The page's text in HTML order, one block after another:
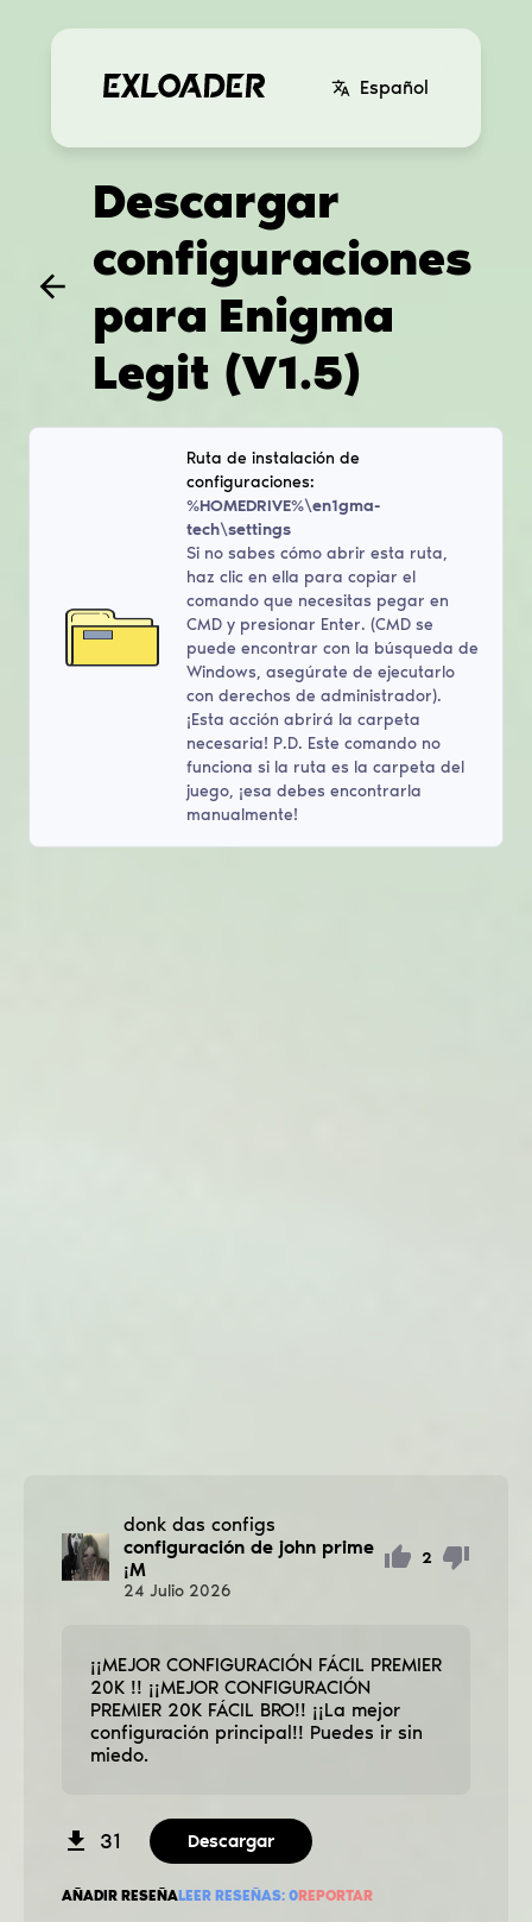
Español
Descargar
configuraciones
para Enigma
Legit (V1.5)
Ruta de instalación de
configuraciones:
%HOMEDRIVE%\en1gma-
tech\settings
Si no sabes cómo abrir esta ruta,
haz clic en ella para copiar el
comando que necesitas pegar en
CMD y presionar Enter. (CMD se
puede encontrar con la búsqueda de
Windows, asegúrate de ejecutarlo
con derechos de administrador).
¡Esta acción abrirá la carpeta
necesaria! P.D. Este comando no
funciona si la ruta es la carpeta del
juego, ¡esa debes encontrarla
manualmente!
donk das configs
configuración de john prime
¡M
24 Julio 2026
2
¡¡MEJOR CONFIGURACIÓN FÁCIL PREMIER
20K !! ¡¡MEJOR CONFIGURACIÓN
PREMIER 20K FÁCIL BRO!! ¡¡La mejor
configuración principal!! Puedes ir sin
miedo.
31 Descargar
AÑADIR RESEÑALEER RESEÑAS: 0REPORTAR